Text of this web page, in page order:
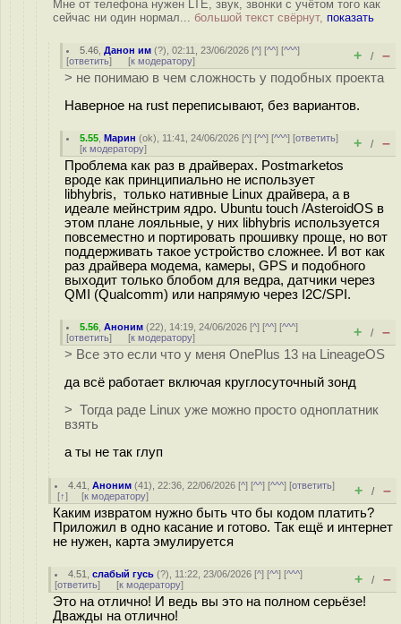
Мне от телефона нужен LTE, звук, звонки с учётом того как
сейчас ни один нормал... большой текст свёрнут, показать
5.46 ,Данон им (?), 02:11, 23/06/2026 [^] [^^] [^^^]
[ответить] [к модератору] + / –
> не понимаю в чем сложность у подобных проекта
Наверное на rust переписывают, без вариантов.
5.55 ,Марин (ok), 11:41, 24/06/2026 [^] [^^] [^^^] [ответить]
[к модератору] + / –
Проблема как раз в драйверах. Postmarketos
вроде как принципиально не использует
libhybris, только нативные Linux драйвера, а в
идеале мейнстрим ядро. Ubuntu touch /AsteroidOS в
этом плане лояльные, у них libhybris используется
повсеместно и портировать прошивку проще, но вот
поддерживать такое устройство сложнее. И вот как
раз драйвера модема, камеры, GPS и подобного
выходит только блобом для ведра, датчики через
QMI (Qualcomm) или напрямую через I2C/SPI.
5.56 ,Аноним (22), 14:19, 24/06/2026 [^] [^^] [^^^]
[ответить] [к модератору] + / –
> Все это если что у меня OnePlus 13 на LineageOS
да всё работает включая круглосуточный зонд
> Тогда раде Linux уже можно просто одноплатник
взять
а ты не так глуп
4.41 ,Аноним (41), 22:36, 22/06/2026 [^] [^^] [^^^] [ответить]
[↑] [к модератору] + / –
Каким извратом нужно быть что бы кодом платить?
Приложил в одно касание и готово. Так ещё и интернет
не нужен, карта эмулируется
4.51 ,слабый гусь (?), 11:22, 23/06/2026 [^] [^^] [^^^]
[ответить] [к модератору] + / –
Это на отлично! И ведь вы это на полном серьёзе!
Дважды на отлично!